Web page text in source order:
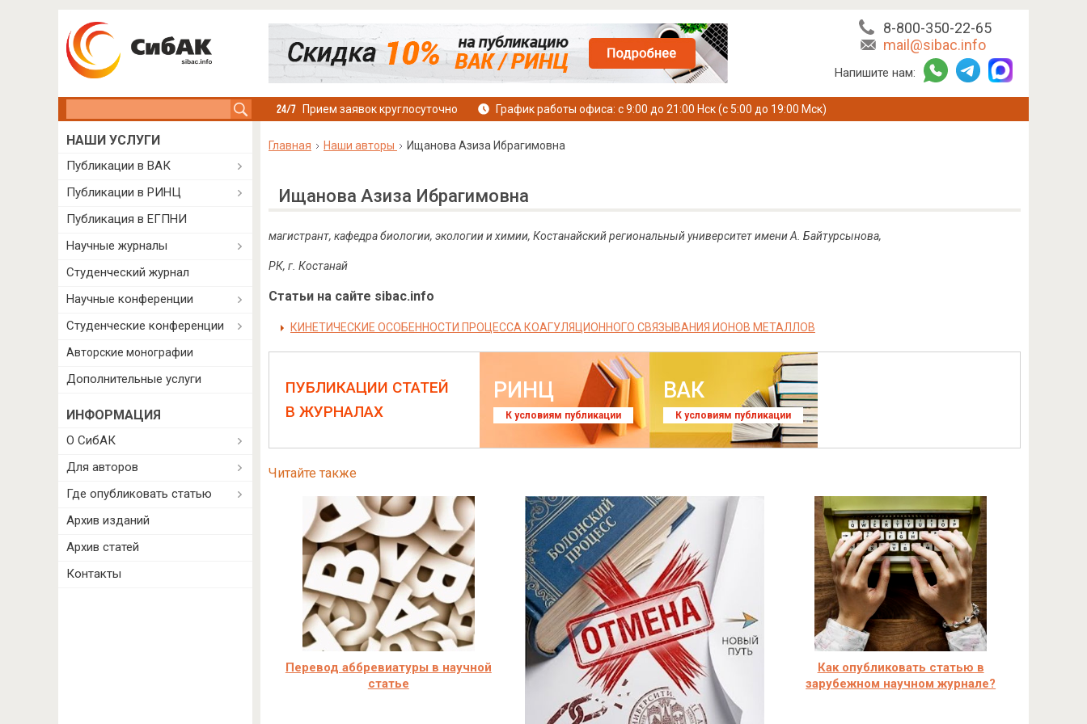
8-800-350-22-65
mail@sibac.info
Напишите нам:
Прием заявок круглосуточно График работы офиса: с 9:00 до 21:00 Нск (с 5:00 до 19:00 Мск)
Главная Наши авторы Ищанова Азиза Ибрагимовна
Ищанова Азиза Ибрагимовна
магистрант, кафедра биологии, экологии и химии, Костанайский региональный университет имени А. Байтурсынова,
РК, г. Костанай
Статьи на сайте sibac.info
КИНЕТИЧЕСКИЕ ОСОБЕННОСТИ ПРОЦЕССА КОАГУЛЯЦИОННОГО СВЯЗЫВАНИЯ ИОНОВ МЕТАЛЛОВ
ПУБЛИКАЦИИ СТАТЕЙ
В ЖУРНАЛАХ
РИНЦ
К условиям публикации
ВАК
К условиям публикации
Читайте также
Перевод аббревиатуры в научной
статье
Как опубликовать статью в
зарубежном научном журнале?
НАШИ УСЛУГИ
Публикации в ВАК
Публикации в РИНЦ
Публикация в ЕГПНИ
Научные журналы
Студенческий журнал
Научные конференции
Студенческие конференции
Авторские монографии
Дополнительные услуги
ИНФОРМАЦИЯ
О СибАК
Для авторов
Где опубликовать статью
Архив изданий
Архив статей
Контакты